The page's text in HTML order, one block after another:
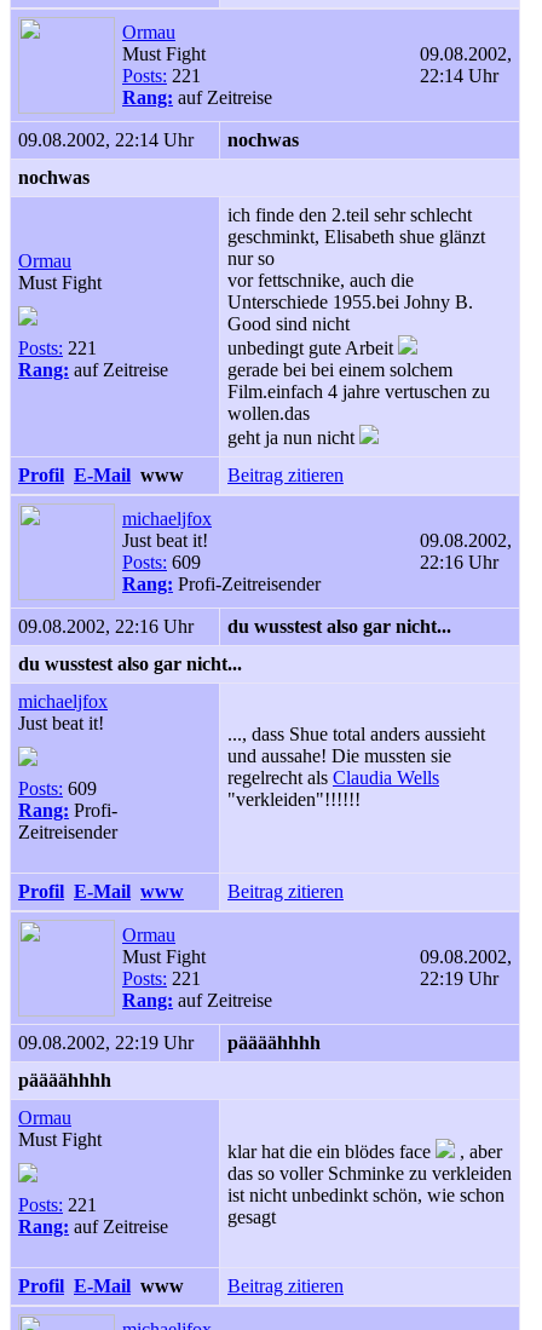
Ormau
Must Fight
Posts: 221
Rang: auf Zeitreise
09.08.2002,
22:14 Uhr
09.08.2002, 22:14 Uhr
nochwas
nochwas
Ormau
Must Fight
Posts: 221
Rang: auf Zeitreise
ich finde den 2.teil sehr schlecht
geschminkt, Elisabeth shue glänzt
nur so
vor fettschnike, auch die
Unterschiede 1955.bei Johny B.
Good sind nicht
unbedingt gute Arbeit
gerade bei bei einem solchem
Film.einfach 4 jahre vertuschen zu
wollen.das
geht ja nun nicht
Profil E-Mail www Beitrag zitieren
michaeljfox
Just beat it!
Posts: 609
Rang: Profi-Zeitreisender
09.08.2002,
22:16 Uhr
09.08.2002, 22:16 Uhr
du wusstest also gar nicht...
du wusstest also gar nicht...
michaeljfox
Just beat it!
Posts: 609
Rang: Profi-
Zeitreisender
..., dass Shue total anders aussieht
und aussahe! Die mussten sie
regelrecht als Claudia Wells
"verkleiden"!!!!!!
Profil E-Mail www Beitrag zitieren
Ormau
Must Fight
Posts: 221
Rang: auf Zeitreise
09.08.2002,
22:19 Uhr
09.08.2002, 22:19 Uhr
päääähhhh
päääähhhh
Ormau
Must Fight
Posts: 221
Rang: auf Zeitreise
klar hat die ein blödes face
, aber
das so voller Schminke zu verkleiden
ist nicht unbedinkt schön, wie schon
gesagt
Profil E-Mail www Beitrag zitieren